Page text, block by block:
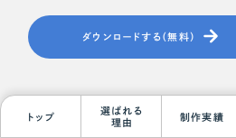
Scroll Down
トップ
選ばれる
理由
制作実績
ダウンロードする（無料）
お役立ち資料一覧